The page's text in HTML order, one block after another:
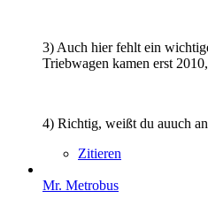
3) Auch hier fehlt ein
Triebwagen kamen erst
4) Richtig, weißt du auuch
Zitieren
Mr. Metrobus